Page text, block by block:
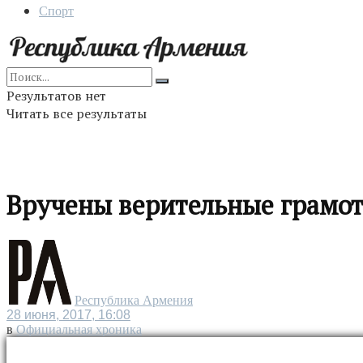
Спорт
Результатов нет
Читать все результаты
Вручены верительные
Республика Армения
28 июня, 2017, 16:08
в Официальная хроника